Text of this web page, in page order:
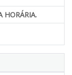
HORÁRIA.